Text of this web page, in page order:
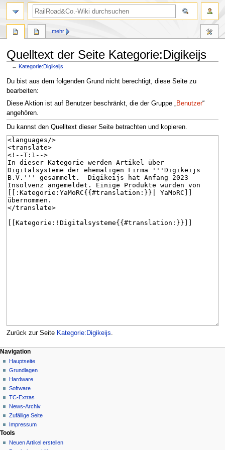
Quelltext der Seite Kategorie:Digikeijs
←Kategorie:Digikeijs
Zur
Navigation
springen
Zur
Suche
springen
Du bist aus dem folgenden Grund nicht berechtigt, diese Seite zu
bearbeiten:
Diese Aktion ist auf Benutzer beschränkt, die der Gruppe „Benutzer“
angehören.
Du kannst den Quelltext dieser Seite betrachten und kopieren.
Zurück zur Seite Kategorie:Digikeijs
N
a
v
g
a
i
o
Seitenaktionen
Kategorie
Diskussion
Lesen
Quelltext
anzeigen
Versionsgeschichte
mehr
Meine Werkzeuge
Deutsch
Anmelden
Navigation
Hauptseite
Grundlagen
Hardware
Software
TC-Extras
News-Archiv
Zufällige Seite
Impressum
Suche
Tools
Neuen Artikel erstellen